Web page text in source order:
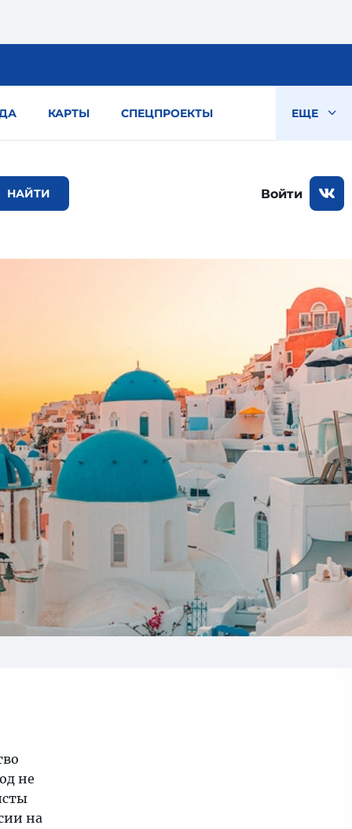
КАРТЫ СПЕЦПРОЕКТЫ ЕЩЕ
Войти
не
на